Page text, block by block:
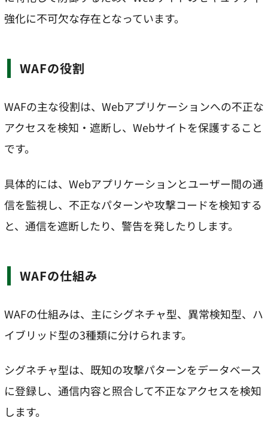
強化に不可欠な存在となっています。
WAFの役割
WAFの主な役割は、Webアプリケーションへの不正な
アクセスを検知・遮断し、Webサイトを保護すること
です。
具体的には、Webアプリケーションとユーザー間の通
信を監視し、不正なパターンや攻撃コードを検知する
と、通信を遮断したり、警告を発したりします。
WAFの仕組み
WAFの仕組みは、主にシグネチャ型、異常検知型、ハ
イブリッド型の3種類に分けられます。
シグネチャ型は、既知の攻撃パターンをデータベース
に登録し、通信内容と照合して不正なアクセスを検知
します。